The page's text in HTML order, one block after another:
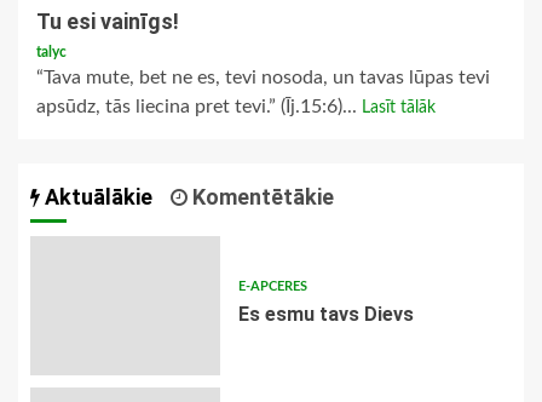
Tu esi vainīgs!
talyc
“Tava mute, bet ne es, tevi nosoda, un tavas lūpas tevi
apsūdz, tās liecina pret tevi.” (Īj.15:6)... Lasīt tālāk
Aktuālākie Komentētākie
E-APCERES
Es esmu tavs Dievs